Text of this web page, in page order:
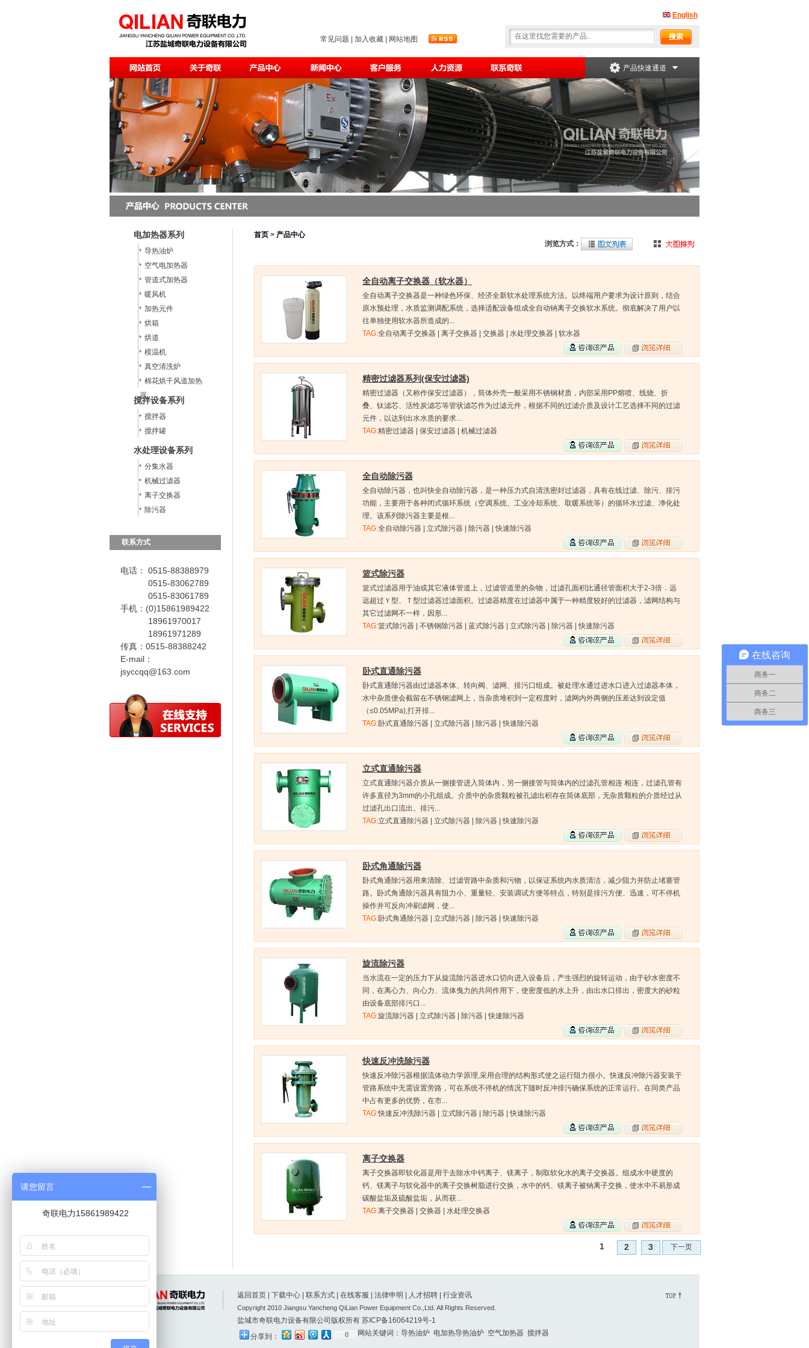
常见问题 加入收藏 网站地图
English
产品快速通道
电加热器系列
导热油炉
空气电加热器
管道式加热器
暖风机
加热元件
烘箱
烘道
模温机
真空清洗炉
棉花烘干风道加热
器
搅拌设备系列
搅拌器
搅拌罐
水处理设备系列
分集水器
机械过滤器
离子交换器
除污器
联系方式
电话： 0515-88388979
0515-83062789
0515-83061789
手机：(0)15861989422
18961970017
18961971289
传真：0515-88388242
E-mail：
jsyccqq@163.com
首页 > 产品中心
浏览方式：
全自动离子交换器（软水器）
全自动离子交换器是一种绿色环保、经济全新软水处理系统方法。以终端用户要求为设计原则，结合
原水预处理，水质监测调配系统，选择适配设备组成全自动钠离子交换软水系统。彻底解决了用户以
往单独使用软水器所造成的...
TAG:全自动离子交换器 | 离子交换器 | 交换器 | 水处理交换器 | 软水器
精密过滤器系列(保安过滤器)
精密过滤器（又称作保安过滤器），筒体外壳一般采用不锈钢材质，内部采用PP熔喷、线烧、折
叠、钛滤芯、活性炭滤芯等管状滤芯作为过滤元件，根据不同的过滤介质及设计工艺选择不同的过滤
元件，以达到出水水质的要求...
TAG:精密过滤器 | 保安过滤器 | 机械过滤器
全自动除污器
全自动除污器，也叫快全自动除污器，是一种压力式自清洗密封过滤器，具有在线过滤、除污、排污
功能，主要用于各种闭式循环系统（空调系统、工业冷却系统、取暖系统等）的循环水过滤、净化处
理。该系列除污器主要是根...
TAG:全自动除污器 | 立式除污器 | 除污器 | 快速除污器
篮式除污器
篮式过滤器用于油或其它液体管道上，过滤管道里的杂物，过滤孔面积比通径管面积大于2-3倍．远
远超过Ｙ型、Ｔ型过滤器过滤面积。过滤器精度在过滤器中属于一种精度较好的过滤器，滤网结构与
其它过滤网不一样，因形...
TAG:篮式除污器 | 不锈钢除污器 | 蓝式除污器 | 立式除污器 | 除污器 | 快速除污器
卧式直通除污器
卧式直通除污器由过滤器本体、转向阀、滤网、排污口组成。被处理水通过进水口进入过滤器本体，
水中杂质便会截留在不锈钢滤网上，当杂质堆积到一定程度时，滤网内外两侧的压差达到设定值
（≤0.05MPa),打开排...
TAG:卧式直通除污器 | 立式除污器 | 除污器 | 快速除污器
立式直通除污器
立式直通除污器介质从一侧接管进入筒体内，另一侧接管与筒体内的过滤孔管相连 相连，过滤孔管有
许多直径为3mm的小孔组成。介质中的杂质颗粒被孔滤出积存在筒体底部，无杂质颗粒的介质经过从
过滤孔出口流出。排污...
TAG:立式直通除污器 | 立式除污器 | 除污器 | 快速除污器
卧式角通除污器
卧式角通除污器用来清除、过滤管路中杂质和污物，以保证系统内水质清洁，减少阻力并防止堵塞管
路。卧式角通除污器具有阻力小、重量轻、安装调试方便等特点，特别是排污方便、迅速，可不停机
操作并可反向冲刷滤网，使...
TAG:卧式角通除污器 | 立式除污器 | 除污器 | 快速除污器
旋流除污器
当水流在一定的压力下从旋流除污器进水口切向进入设备后，产生强烈的旋转运动，由于砂水密度不
同，在离心力、向心力、流体曳力的共同作用下，使密度低的水上升，由出水口排出，密度大的砂粒
由设备底部排污口...
TAG:旋流除污器 | 立式除污器 | 除污器 | 快速除污器
快速反冲洗除污器
快速反冲除污器根据流体动力学原理,采用合理的结构形式使之运行阻力很小。快速反冲除污器安装于
管路系统中无需设置旁路，可在系统不停机的情况下随时反冲排污确保系统的正常运行。在同类产品
中占有更多的优势，在市...
TAG:快速反冲洗除污器 | 立式除污器 | 除污器 | 快速除污器
离子交换器
离子交换器即软化器是用于去除水中钙离子、镁离子，制取软化水的离子交换器。组成水中硬度的
钙、镁离子与软化器中的离子交换树脂进行交换，水中的钙、镁离子被钠离子交换，使水中不易形成
碳酸盐垢及硫酸盐垢，从而获...
TAG:离子交换器 | 交换器 | 水处理交换器
1 2 3 下一页
返回首页 下载中心 联系方式 在线客服 法律申明 人才招聘 行业资讯
Copyright 2010 Jiangsu Yancheng QiLian Power Equipment Co.,Ltd. All Rights Reserved.
盐城市奇联电力设备有限公司版权所有 苏ICP备16064219号-1
网站关键词： 导热油炉 电加热导热油炉 空气加热器 搅拌器
分享到： 0
在线咨询
商务一
商务二
商务三
请您留言
奇联电力15861989422